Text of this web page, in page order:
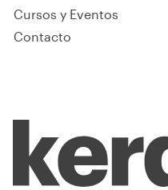
Cursos y Eventos
Contacto